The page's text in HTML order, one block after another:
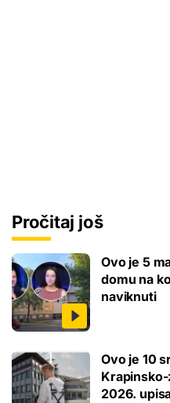
Pročitaj još
Ovo je 5
domu na
naviknuti
Ovo je 10
2026.